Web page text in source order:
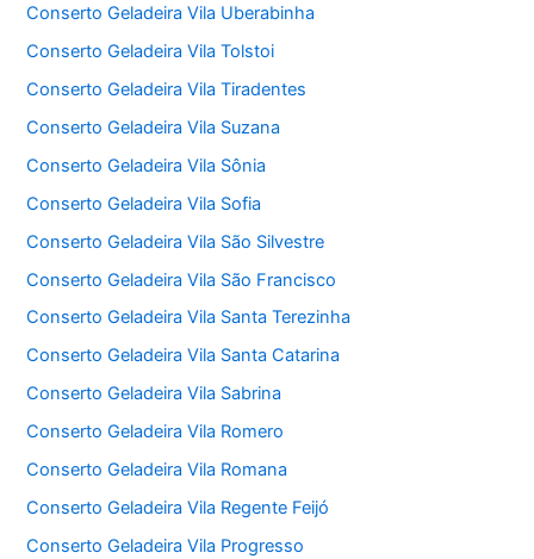
Conserto Geladeira Vila Uberabinha
Conserto Geladeira Vila Tolstoi
Conserto Geladeira Vila Tiradentes
Conserto Geladeira Vila Suzana
Conserto Geladeira Vila Sônia
Conserto Geladeira Vila Sofia
Conserto Geladeira Vila São Silvestre
Conserto Geladeira Vila São Francisco
Conserto Geladeira Vila Santa Terezinha
Conserto Geladeira Vila Santa Catarina
Conserto Geladeira Vila Sabrina
Conserto Geladeira Vila Romero
Conserto Geladeira Vila Romana
Conserto Geladeira Vila Regente Feijó
Conserto Geladeira Vila Progresso